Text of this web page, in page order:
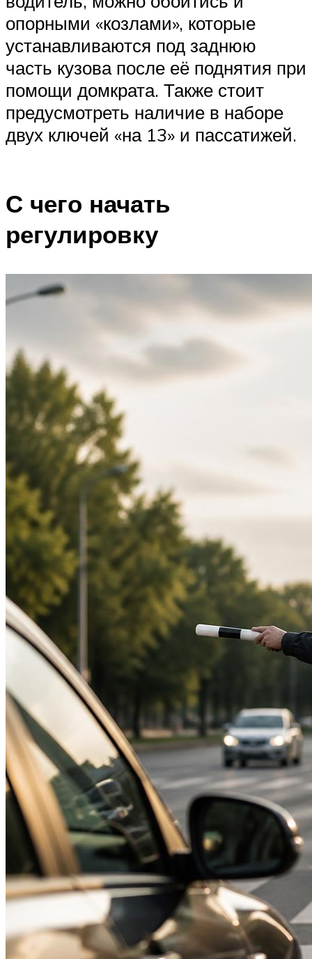
опорными «козлами», которые
устанавливаются под заднюю
часть кузова после её поднятия при
помощи домкрата. Также стоит
предусмотреть наличие в наборе
двух ключей «на 13» и пассатижей.
С чего начать
регулировку